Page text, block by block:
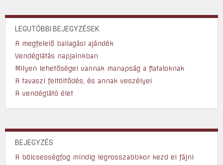
LEGUTÓBBI BEJEGYZÉSEK
A megfelelő ballagási ajándék
Vendéglátás napjainkban
Milyen lehetőségei vannak manapság a fiataloknak
A tavaszi feltöltődés, és annak veszélyei
A vendéglátó élet
BEJEGYZÉS
A bölcsességfog mindig legrosszabbkor kezd el fájni